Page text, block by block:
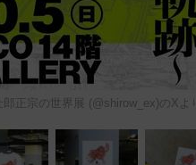
郎正宗の世界展 (@shirow_ex)のXより